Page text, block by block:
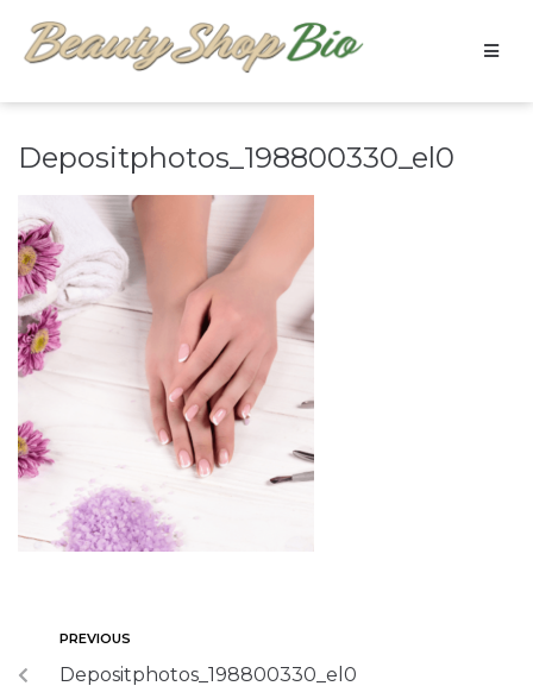
Depositphotos_198800330_el0
PREVIOUS
Depositphotos_198800330_el0